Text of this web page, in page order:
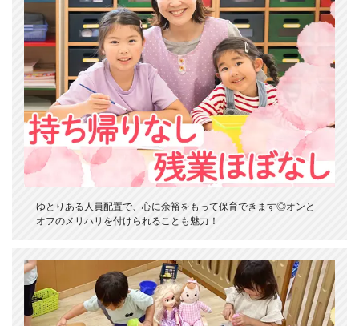
ゆとりある人員配置で、心に余裕をもって保育できます◎オンと
オフのメリハリを付けられることも魅力！